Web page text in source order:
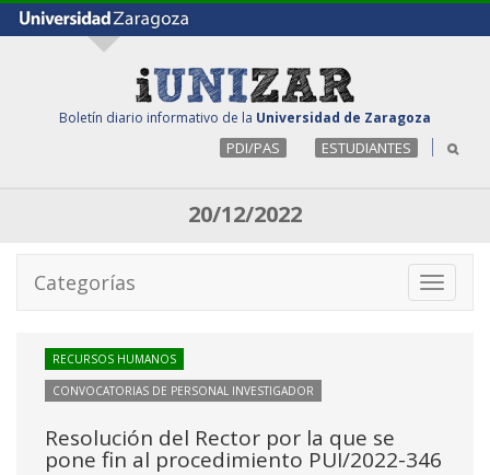
Boletín diario informativo de la Universidad de Zaragoza
PDI/PAS ESTUDIANTES
20/12/2022
Toggle
Categorías
RECURSOS HUMANOS
CONVOCATORIAS DE PERSONAL INVESTIGADOR
Resolución del Rector por la que se
pone fin al procedimiento PUI/2022-346